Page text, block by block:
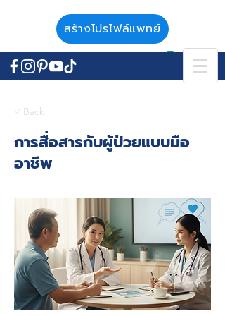
สร้างโปรไฟล์แพทย์
< Back
การสื่อสารกับผู้ป่วยแบบมือ
อาชีพ